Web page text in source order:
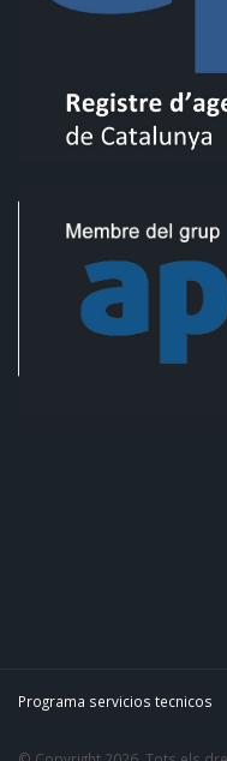
Programa servicios tecnicos